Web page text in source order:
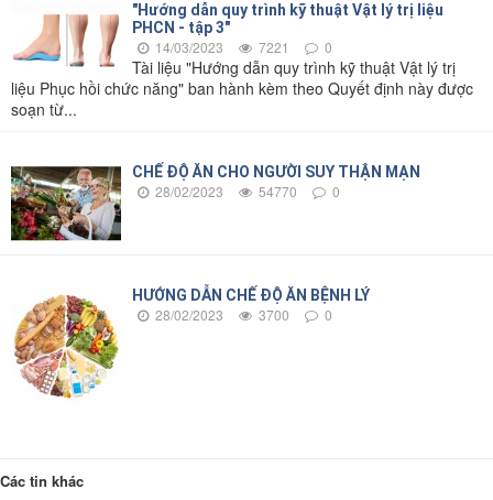
"Hướng dẫn quy trình kỹ thuật Vật lý trị liệu
PHCN - tập 3"
14/03/2023 7221 0
Tài liệu "Hướng dẫn quy trình kỹ thuật Vật lý trị
liệu Phục hồi chức năng" ban hành kèm theo Quyết định này được
soạn từ...
CHẾ ĐỘ ĂN CHO NGƯỜI SUY THẬN MẠN
28/02/2023 54770 0
HƯỚNG DẪN CHẾ ĐỘ ĂN BỆNH LÝ
28/02/2023 3700 0
Các tin khác